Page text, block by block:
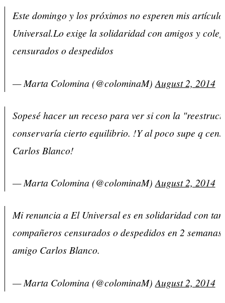
Este domingo y los próximos no esperen mis
Universal.Lo exige la solidaridad con amigos y
censurados o despedidos
— Marta Colomina (@colominaM) August 2, 2014
Sopesé hacer un receso para ver si con la
conservaría cierto equilibrio. !Y al poco supe q
Carlos Blanco!
— Marta Colomina (@colominaM) August 2, 2014
Mi renuncia a El Universal es en solidaridad con
compañeros censurados o despedidos en 2
amigo Carlos Blanco.
— Marta Colomina (@colominaM) August 2, 2014